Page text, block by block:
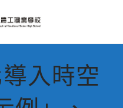
導入時空